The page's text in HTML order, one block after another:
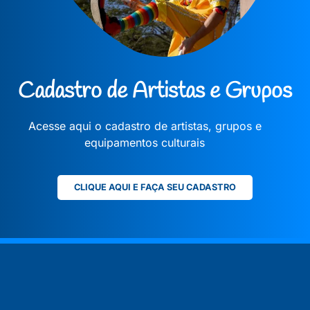
Cadastro de Artistas e Grupos
Acesse aqui o cadastro de artistas, grupos e
equipamentos culturais
CLIQUE AQUI E FAÇA SEU CADASTRO